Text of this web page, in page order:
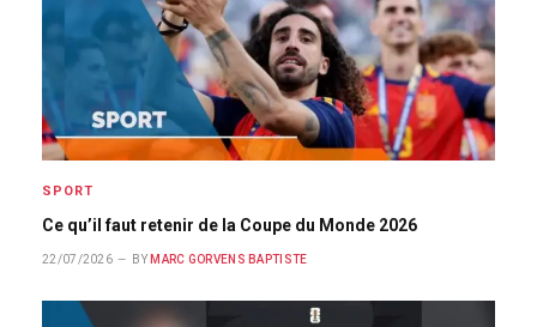
SPORT
Ce qu’il faut retenir de la Coupe du Monde 2026
22/07/2026 BY MARC GORVENS BAPTISTE